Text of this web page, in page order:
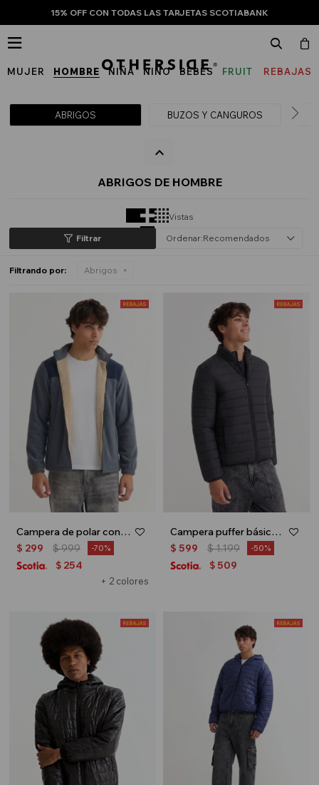
15% OFF CON TODAS LAS TARJETAS SCOTIABANK
MUJER HOMBRE NIÑA NIÑO BEBÉS
FRUIT
THE
REBAJAS

ABRIGOS BUZOS Y CANGUROS
ABRIGOS DE HOMBRE
Vistas
Recomendados
Filtrando por: Abrigos
Campera de polar con corderito - Gris
+ 2 colores
$ 299 $999 70
$ 254
Campera puffer básica - Negro
$ 599 $1.199 50
$ 509